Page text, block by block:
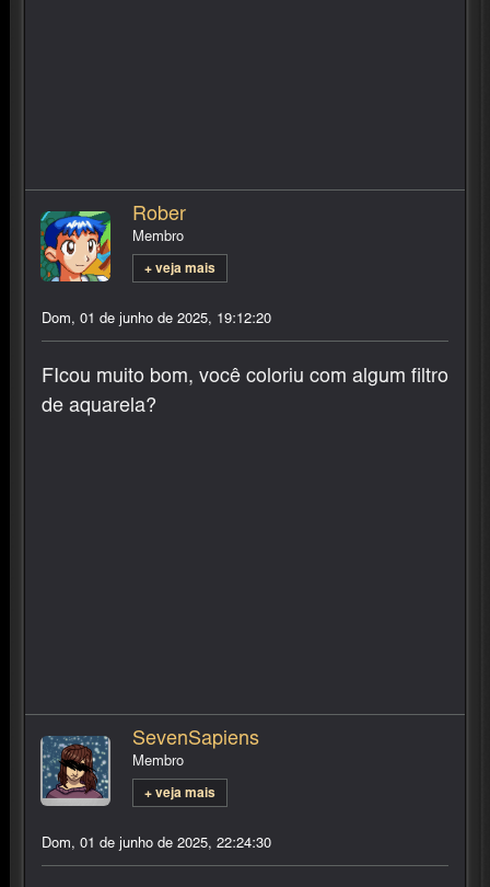
Rober
Membro
+ veja mais
Dom, 01 de junho de 2025, 19:12:20
FIcou muito bom, você coloriu com algum filtro
de aquarela?
SevenSapiens
Membro
+ veja mais
Dom, 01 de junho de 2025, 22:24:30